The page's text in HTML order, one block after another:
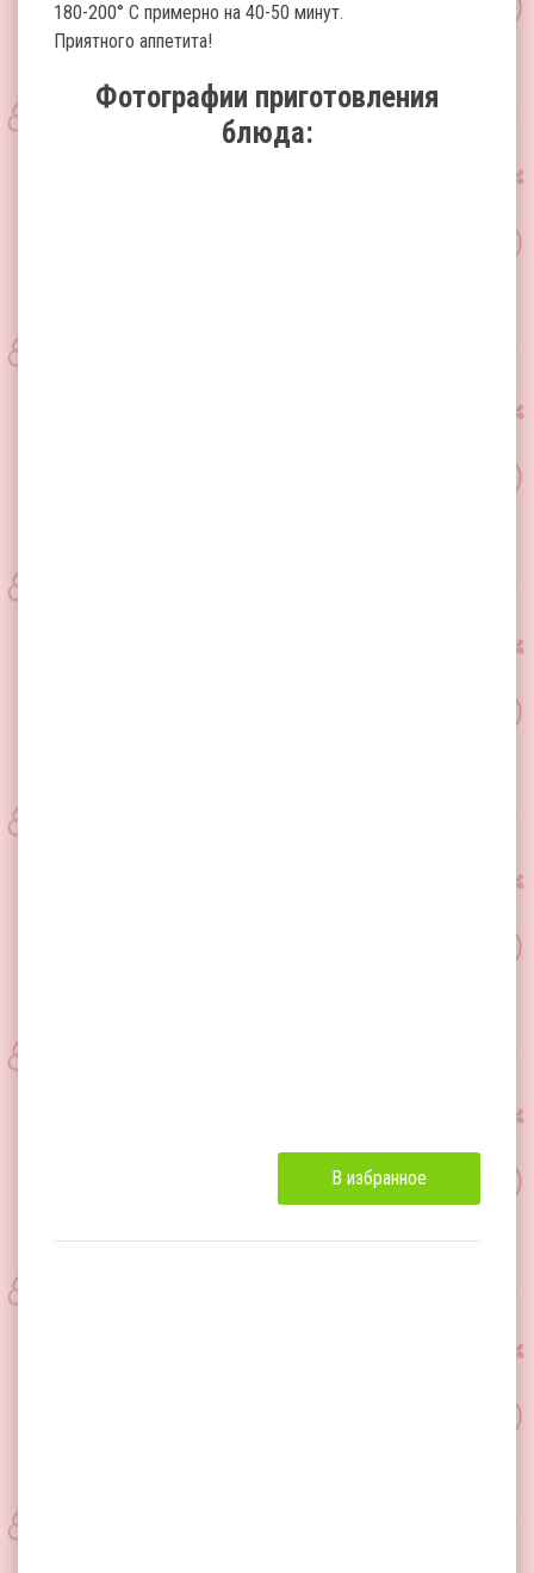
180-200° С примерно на 40-50 минут.
Приятного аппетита!
Фотографии приготовления
блюда:
В избранное